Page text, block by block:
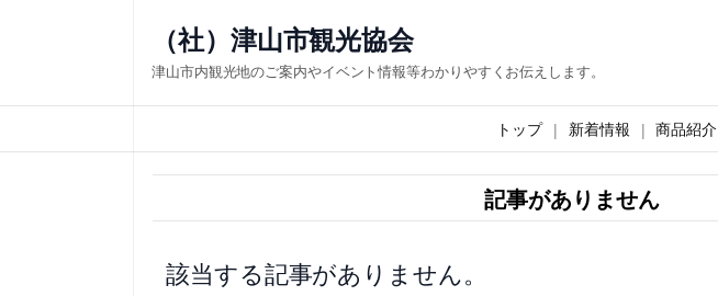
ス
キ
（社）津山市観光協会
津山市内観光地のご案内やイベント情報等わかりやすくお伝えします。
トップ 新着情報 商品紹介
記事がありません
該当する記事がありません。